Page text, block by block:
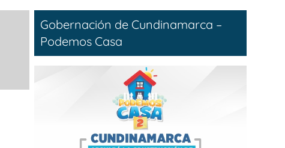
Gobernación de Cundinamarca –
Podemos Casa